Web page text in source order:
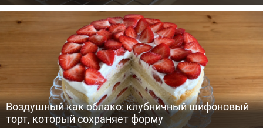
Воздушный как облако: клубничный шифоновый
торт, который сохраняет форму